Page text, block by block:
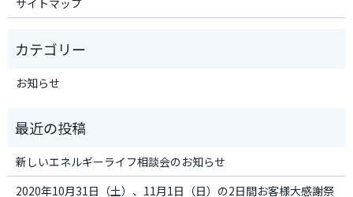
サイトマップ
お知らせ
新しいエネルギーライフ相談会のお知らせ
2020年10月31日（土）、11月1日（日）の2日間お客様大感謝祭